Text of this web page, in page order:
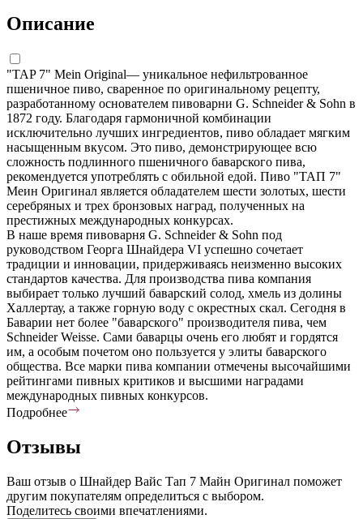
Описание
"TAP 7" Mein Original— уникальное нефильтрованное
пшеничное пиво, сваренное по оригинальному рецепту,
разработанному основателем пивоварни G. Schneider & Sohn в
1872 году. Благодаря гармоничной комбинации
исключительно лучших ингредиентов, пиво обладает мягким
насыщенным вкусом. Это пиво, демонстрирующее всю
сложность подлинного пшеничного баварского пива,
рекомендуется употреблять с обильной едой. Пиво "ТАП 7"
Меин Оригинал является обладателем шести золотых, шести
серебряных и трех бронзовых наград, полученных на
престижных международных конкурсах.
В наше время пивоварня G. Schneider & Sohn под
руководством Георга Шнайдера VI успешно сочетает
традиции и инновации, придерживаясь неизменно высоких
стандартов качества. Для производства пива компания
выбирает только лучший баварский солод, хмель из долины
Халлертау, а также горную воду с окрестных скал. Сегодня в
Баварии нет более "баварского" производителя пива, чем
Schneider Weisse. Сами баварцы очень его любят и гордятся
им, а особым почетом оно пользуется у элиты баварского
общества. Все марки пива компании отмечены высочайшими
рейтингами пивных критиков и высшими наградами
международных пивных конкурсов.
Подробнее
Отзывы
Ваш отзыв о Шнайдер Вайс Тап 7 Майн Оригинал поможет
другим покупателям определиться с выбором.
Поделитесь своими впечатлениями.